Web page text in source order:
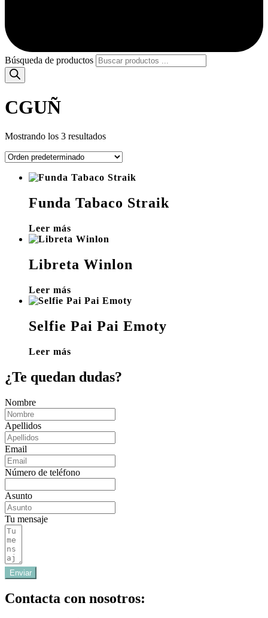
Búsqueda de productos
CGUÑ
Mostrando los 3 resultados
Funda Tabaco Straik
Leer más
Libreta Winlon
Leer más
Selfie Pai Pai Emoty
Leer más
¿Te quedan dudas?
Nombre
Apellidos
Email
Número de teléfono
Asunto
Tu mensaje
Enviar
Contacta con nosotros: